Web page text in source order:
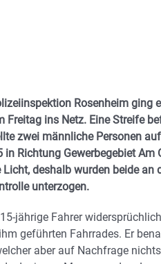
Rosenheim ging
Freitag ins Netz. Eine Streife
zwei männliche Personen
Richtung Gewerbegebiet Am
deshalb wurden beide an
unterzogen.
jährige Fahrer
geführten Fahrrades. Er
aber auf Nachfrage